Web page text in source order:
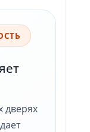
дверях